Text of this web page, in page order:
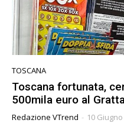
TOSCANA
Toscana fortunata,
500mila euro al
Redazione VTrend - 10